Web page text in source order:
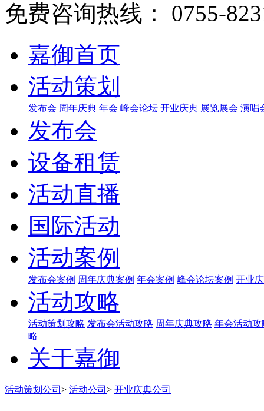
免费咨询热线：
0755-
嘉御首页
活动策划
发布会 周年庆典 年会 峰会论坛 开业庆典 展览展会 演唱
发布会
设备租赁
活动直播
国际活动
活动案例
发布会案例 周年庆典案例 年会案例 峰会论坛案例 开业
活动攻略
活动策划攻略 发布会活动攻略 周年庆典攻略 年会活动攻
略
关于嘉御
活动策划公司 > 活动公司 > 开业庆典公司